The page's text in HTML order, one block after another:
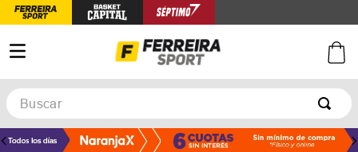
Buscar
TÉRMINOS MÁS BUSCADOS